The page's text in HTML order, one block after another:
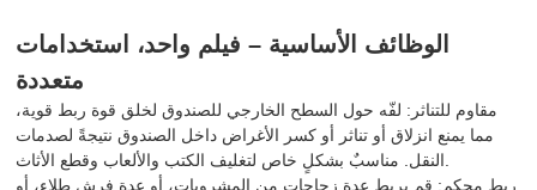
الوظائف الأساسية – فيلم واحد، استخدامات
متعددة
مقاوم للتناثر: لفّه حول السطح الخارجي للصندوق لخلق قوة ربط قوية،
مما يمنع انزلاق أو تناثر أو كسر الأغراض داخل الصندوق نتيجةً لصدمات
ربط محكم: قم بربط عدة زجاجات من المشروبات، أو عدة فرش طلاء، أو